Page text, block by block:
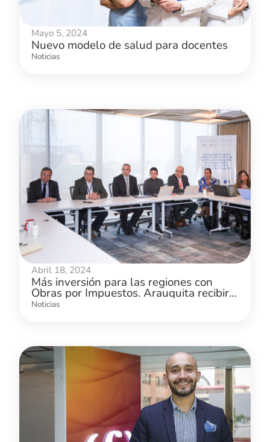
Mayo 5, 2024
Nuevo modelo de salud para docentes
Noticias
Abril 18, 2024
Más inversión para las regiones con
Obras por Impuestos. Arauquita recibirá
proyecto para beneficiar a 21 mil
Noticias